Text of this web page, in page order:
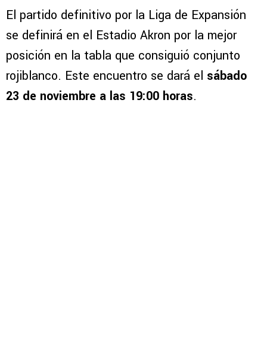
El partido definitivo por la Liga de Expansión
se definirá en el Estadio Akron por la mejor
posición en la tabla que consiguió conjunto
rojiblanco. Este encuentro se dará el sábado
23 de noviembre a las 19:00 horas.